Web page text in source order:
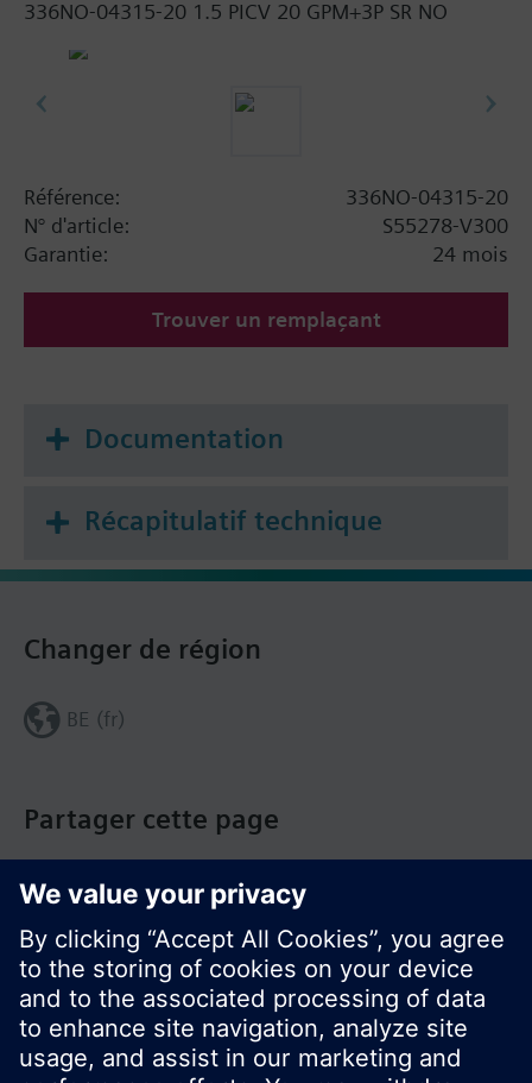
336NO-04315-20 1.5 PICV 20 GPM+3P SR NO
Référence:
336NO-04315-20
N° d'article:
S55278-V300
Garantie:
24 mois
Trouver un remplaçant
Documentation
Récapitulatif technique
Partager cette page
Changer de région
BE (fr)